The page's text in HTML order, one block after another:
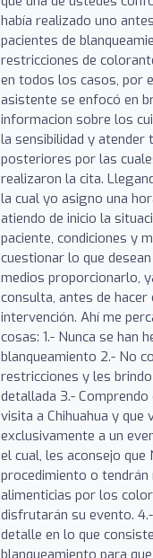
había realizado uno
pacientes de
restricciones de
en todos los casos, por
asistente se enfocó en
informacion sobre los
la sensibilidad y atender
posteriores por las
realizaron la cita.
la cual yo asigno una
atiendo de inicio la
paciente, condiciones y
cuestionar lo que
medios proporcionarlo,
consulta, antes de hacer
intervención. Ahí me
cosas: 1.- Nunca se han
blanqueamiento 2.- No
restricciones y les
detallada 3.- Comprendo
visita a Chihuahua y que
exclusivamente a un
el cual, les aconsejo que
procedimiento o
alimenticias por los
disfrutarán su evento.
detalle en lo que
blanqueamiento para